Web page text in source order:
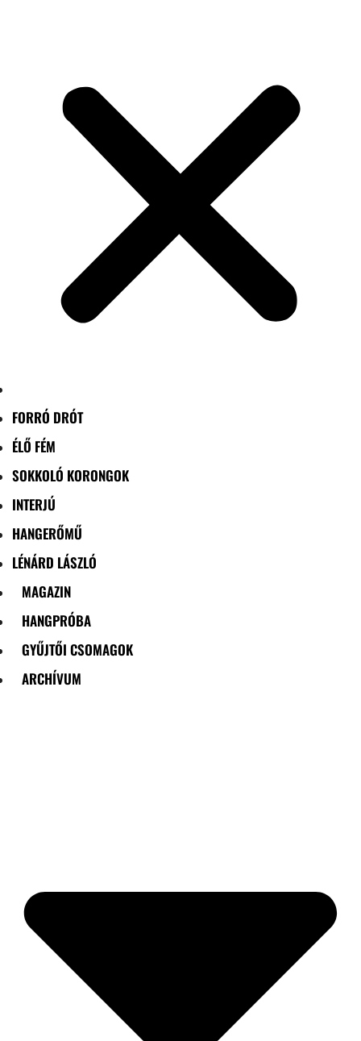
FORRÓ DRÓT
ÉLŐ FÉM
SOKKOLÓ KORONGOK
INTERJÚ
HANGERŐMŰ
LÉNÁRD LÁSZLÓ
MAGAZIN
HANGPRÓBA
GYŰJTŐI CSOMAGOK
ARCHÍVUM